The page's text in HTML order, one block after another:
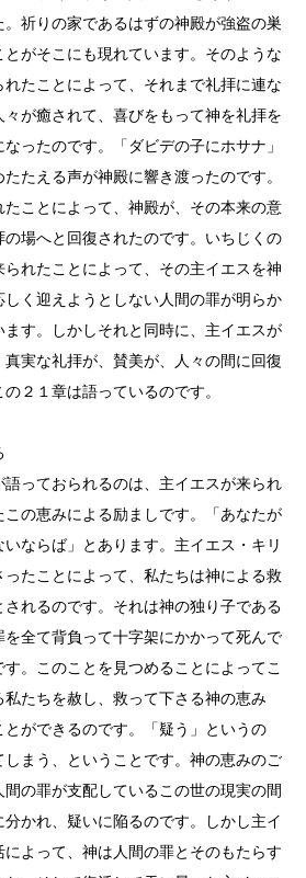
祈りの家であるはずの神殿が強盗の巣
がそこにも現れています。そのような
たことによって、それまで礼拝に連な
が癒されて、喜びをもって神を礼拝を
ったのです。「ダビデの子にホサナ」
たえる声が神殿に響き渡ったのです。
ことによって、神殿が、その本来の意
場へと回復されたのです。いちじくの
れたことによって、その主イエスを神
く迎えようとしない人間の罪が明らか
す。しかしそれと同時に、主イエスが
実な礼拝が、賛美が、人々の間に回復
２１章は語っているのです。
語っておられるのは、主イエスが来られ
の恵みによる励ましです。「あなたが
ならば」とあります。主イエス・キリ
たことによって、私たちは神による救
れるのです。それは神の独り子である
全て背負って十字架にかかって死んで
。このことを見つめることによってこ
たちを赦し、救って下さる神の恵み
ができるのです。「疑う」というの
まう、ということです。神の恵みのご
の罪が支配しているこの世の現実の間
かれ、疑いに陥るのです。しかし主イ
よって、神は人間の罪とそのもたらす